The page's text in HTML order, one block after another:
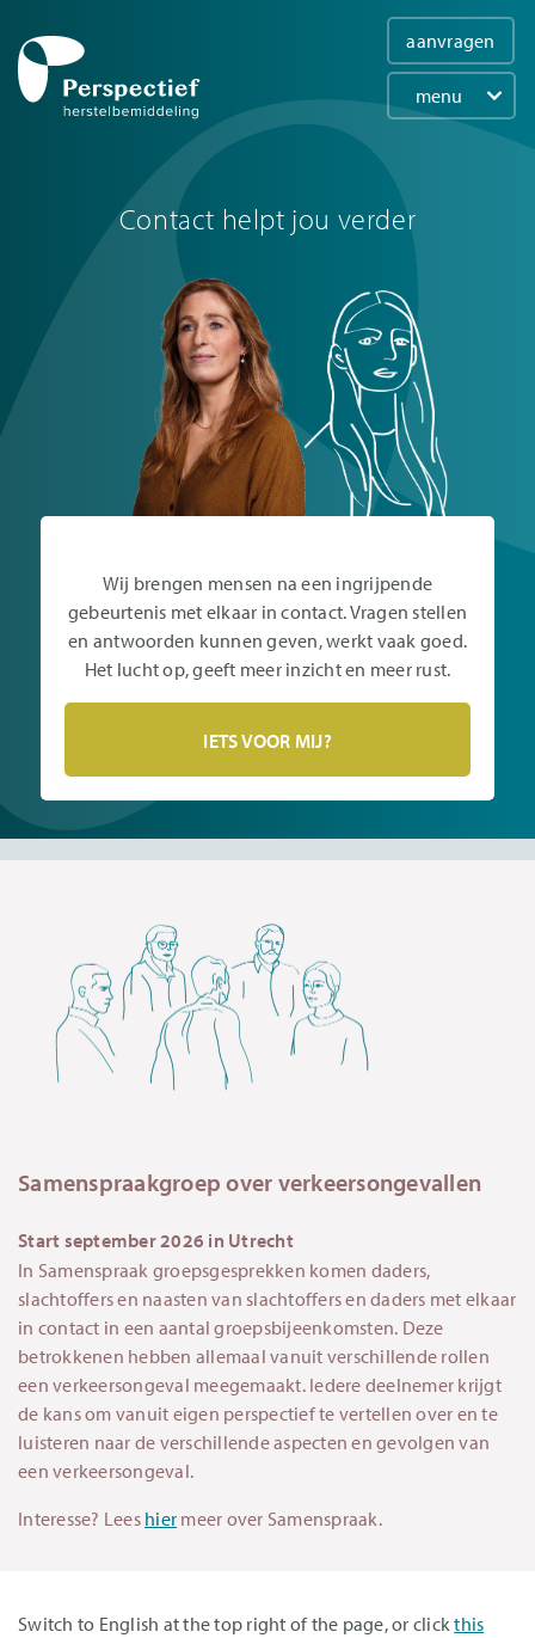
Overslaan
en
navigation
menu
aanvragen
You
are
here
Contact helpt jou verder
Wij brengen mensen na een ingrijpende
gebeurtenis met elkaar in contact. Vragen stellen
en antwoorden kunnen geven, werkt vaak goed.
Het lucht op, geeft meer inzicht en meer rust.
IETS VOOR MIJ?
Samenspraakgroep over verkeersongevallen
Start september 2026 in Utrecht
In Samenspraak groepsgesprekken komen daders,
slachtoffers en naasten van slachtoffers en daders met elkaar
in contact in een aantal groepsbijeenkomsten. Deze
betrokkenen hebben allemaal vanuit verschillende rollen
een verkeersongeval meegemaakt. Iedere deelnemer krijgt
de kans om vanuit eigen perspectief te vertellen over en te
luisteren naar de verschillende aspecten en gevolgen van
een verkeersongeval.
Interesse? Lees hier meer over Samenspraak.
Switch to English at the top right of the page, or clickthis